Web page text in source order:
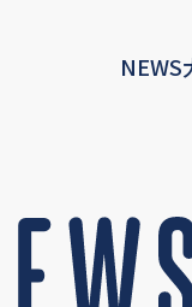
NEWS